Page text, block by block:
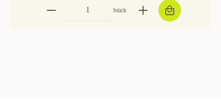
Stück